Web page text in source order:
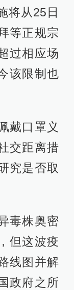
将从25日
等正规宗
过相应场
该限制也
戴口罩义
交距离措
究是否取
毒株奥密
但这波疫
线图并解
政府之所